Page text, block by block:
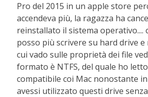
Pro del 2015 in un apple store
accendeva più, la ragazza ha
reinstallato il sistema operativo....
posso più scrivere su hard drive
cui vado sulle proprietà dei file
formato è NTFS, del quale ho
compatibile coi Mac nonostante
avessi utilizzato questi drive